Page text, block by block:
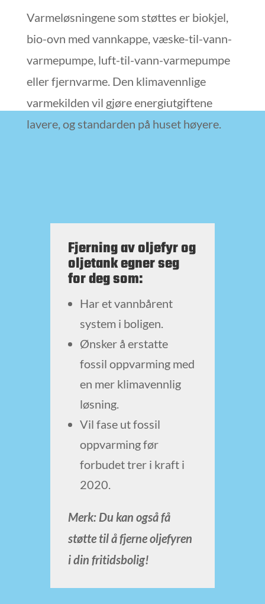
Varmeløsningene som støttes er biokjel,
bio-ovn med vannkappe, væske-til-vann-
varmepumpe, luft-til-vann-varmepumpe
eller fjernvarme. Den klimavennlige
varmekilden vil gjøre energiutgiftene
lavere, og standarden på huset høyere.
Fjerning av oljefyr og
oljetank egner seg
for deg som:
Har et vannbårent
system i boligen.
Ønsker å erstatte
fossil oppvarming med
en mer klimavennlig
løsning.
Vil fase ut fossil
oppvarming før
forbudet trer i kraft i
2020.
Merk: Du kan også få
støtte til å fjerne oljefyren
i din fritidsbolig!